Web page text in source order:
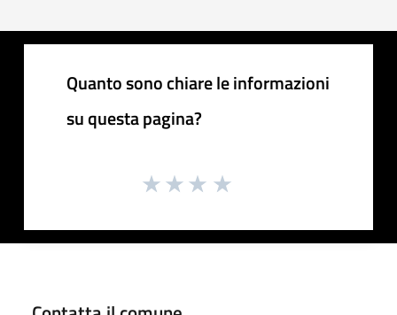
Quanto sono chiare le informazioni
su questa pagina?